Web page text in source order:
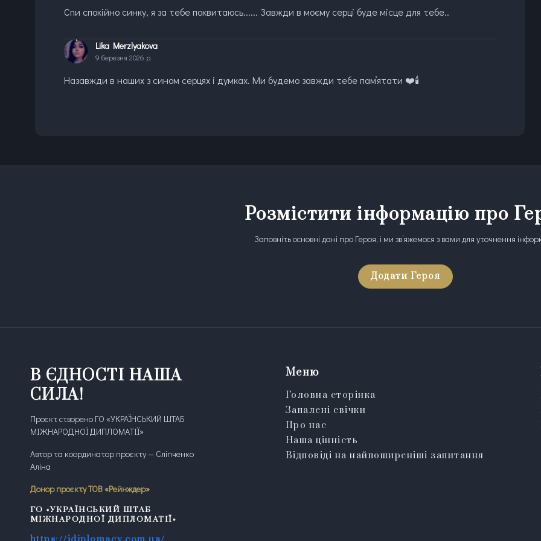
Спи спокійно синку, я за тебе поквитаюсь...... Завжди в моєму серці буде місце для тебе..
Lika Merzlyakova
9 березня 2026 р.
Назавжди в наших з сином серцях і думках. Ми будемо завжди тебе памʼятати ❤️🕯️
Розмістити інформацію про
Заповніть основні дані про Героя, і ми зв’яжемося з вами для уточнення
Додати Героя
В ЄДНОСТІ НАША
СИЛА!
Проєкт створено ГО «УКРАЇНСЬКИЙ ШТАБ
МІЖНАРОДНОЇ ДИПЛОМАТІЇ»
Автор та координатор проєкту — Сліпченко
Аліна
Донор проєкту ТОВ «Рейнждер»
ГО «УКРАЇНСЬКИЙ ШТАБ
МІЖНАРОДНОЇ ДИПЛОМАТІЇ»
Меню
Головна сторінка
Запалені свічки
Про нас
Наша цінність
Відповіді на найпоширеніші запитання